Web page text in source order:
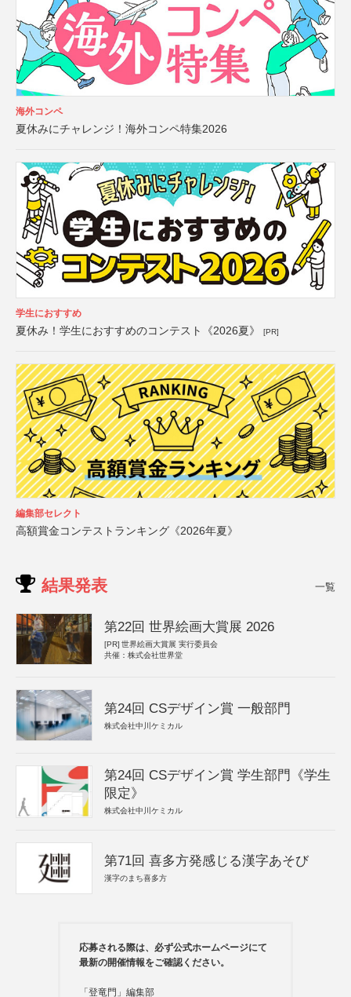
海外コンペ
夏休みにチャレンジ！海外コンペ特集2026
学生におすすめ
夏休み！学生におすすめのコンテスト《2026夏》 [PR]
編集部セレクト
高額賞金コンテストランキング《2026年夏》
結果発表 一覧
第22回 世界絵画大賞展 2026
[PR] 世界絵画大賞展 実行委員会
共催：株式会社世界堂
第24回 CSデザイン賞 一般部門
株式会社中川ケミカル
第24回 CSデザイン賞 学生部門《学生
限定》
株式会社中川ケミカル
第71回 喜多方発感じる漢字あそび
漢字のまち喜多方
応募される際は、必ず公式ホームページにて
最新の開催情報をご確認ください。
「登竜門」編集部